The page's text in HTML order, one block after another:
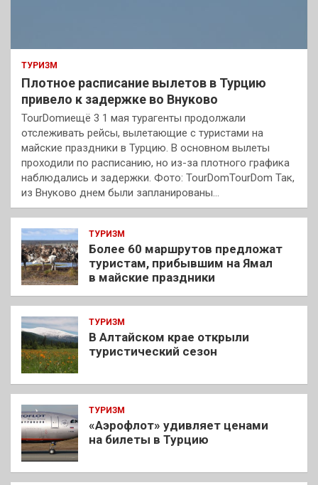
ТУРИЗМ
Плотное расписание вылетов в Турцию
привело к задержке во Внуково
TourDomиещё 3 1 мая турагенты продолжали
отслеживать рейсы, вылетающие с туристами на
майские праздники в Турцию. В основном вылеты
проходили по расписанию, но из-за плотного графика
наблюдались и задержки. Фото: TourDomTourDom Так,
из Внуково днем были запланированы…
ТУРИЗМ
Более 60 маршрутов предложат
туристам, прибывшим на Ямал
в майские праздники
ТУРИЗМ
В Алтайском крае открыли
туристический сезон
ТУРИЗМ
«Аэрофлот» удивляет ценами
на билеты в Турцию